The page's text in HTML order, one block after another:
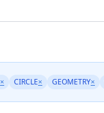
× CIRCLE× GEOMETRY×